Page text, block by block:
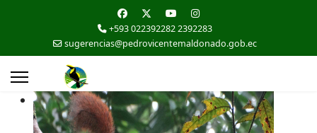
+593 022392282 2392283
sugerencias@pedrovicentemaldonado.gob.ec